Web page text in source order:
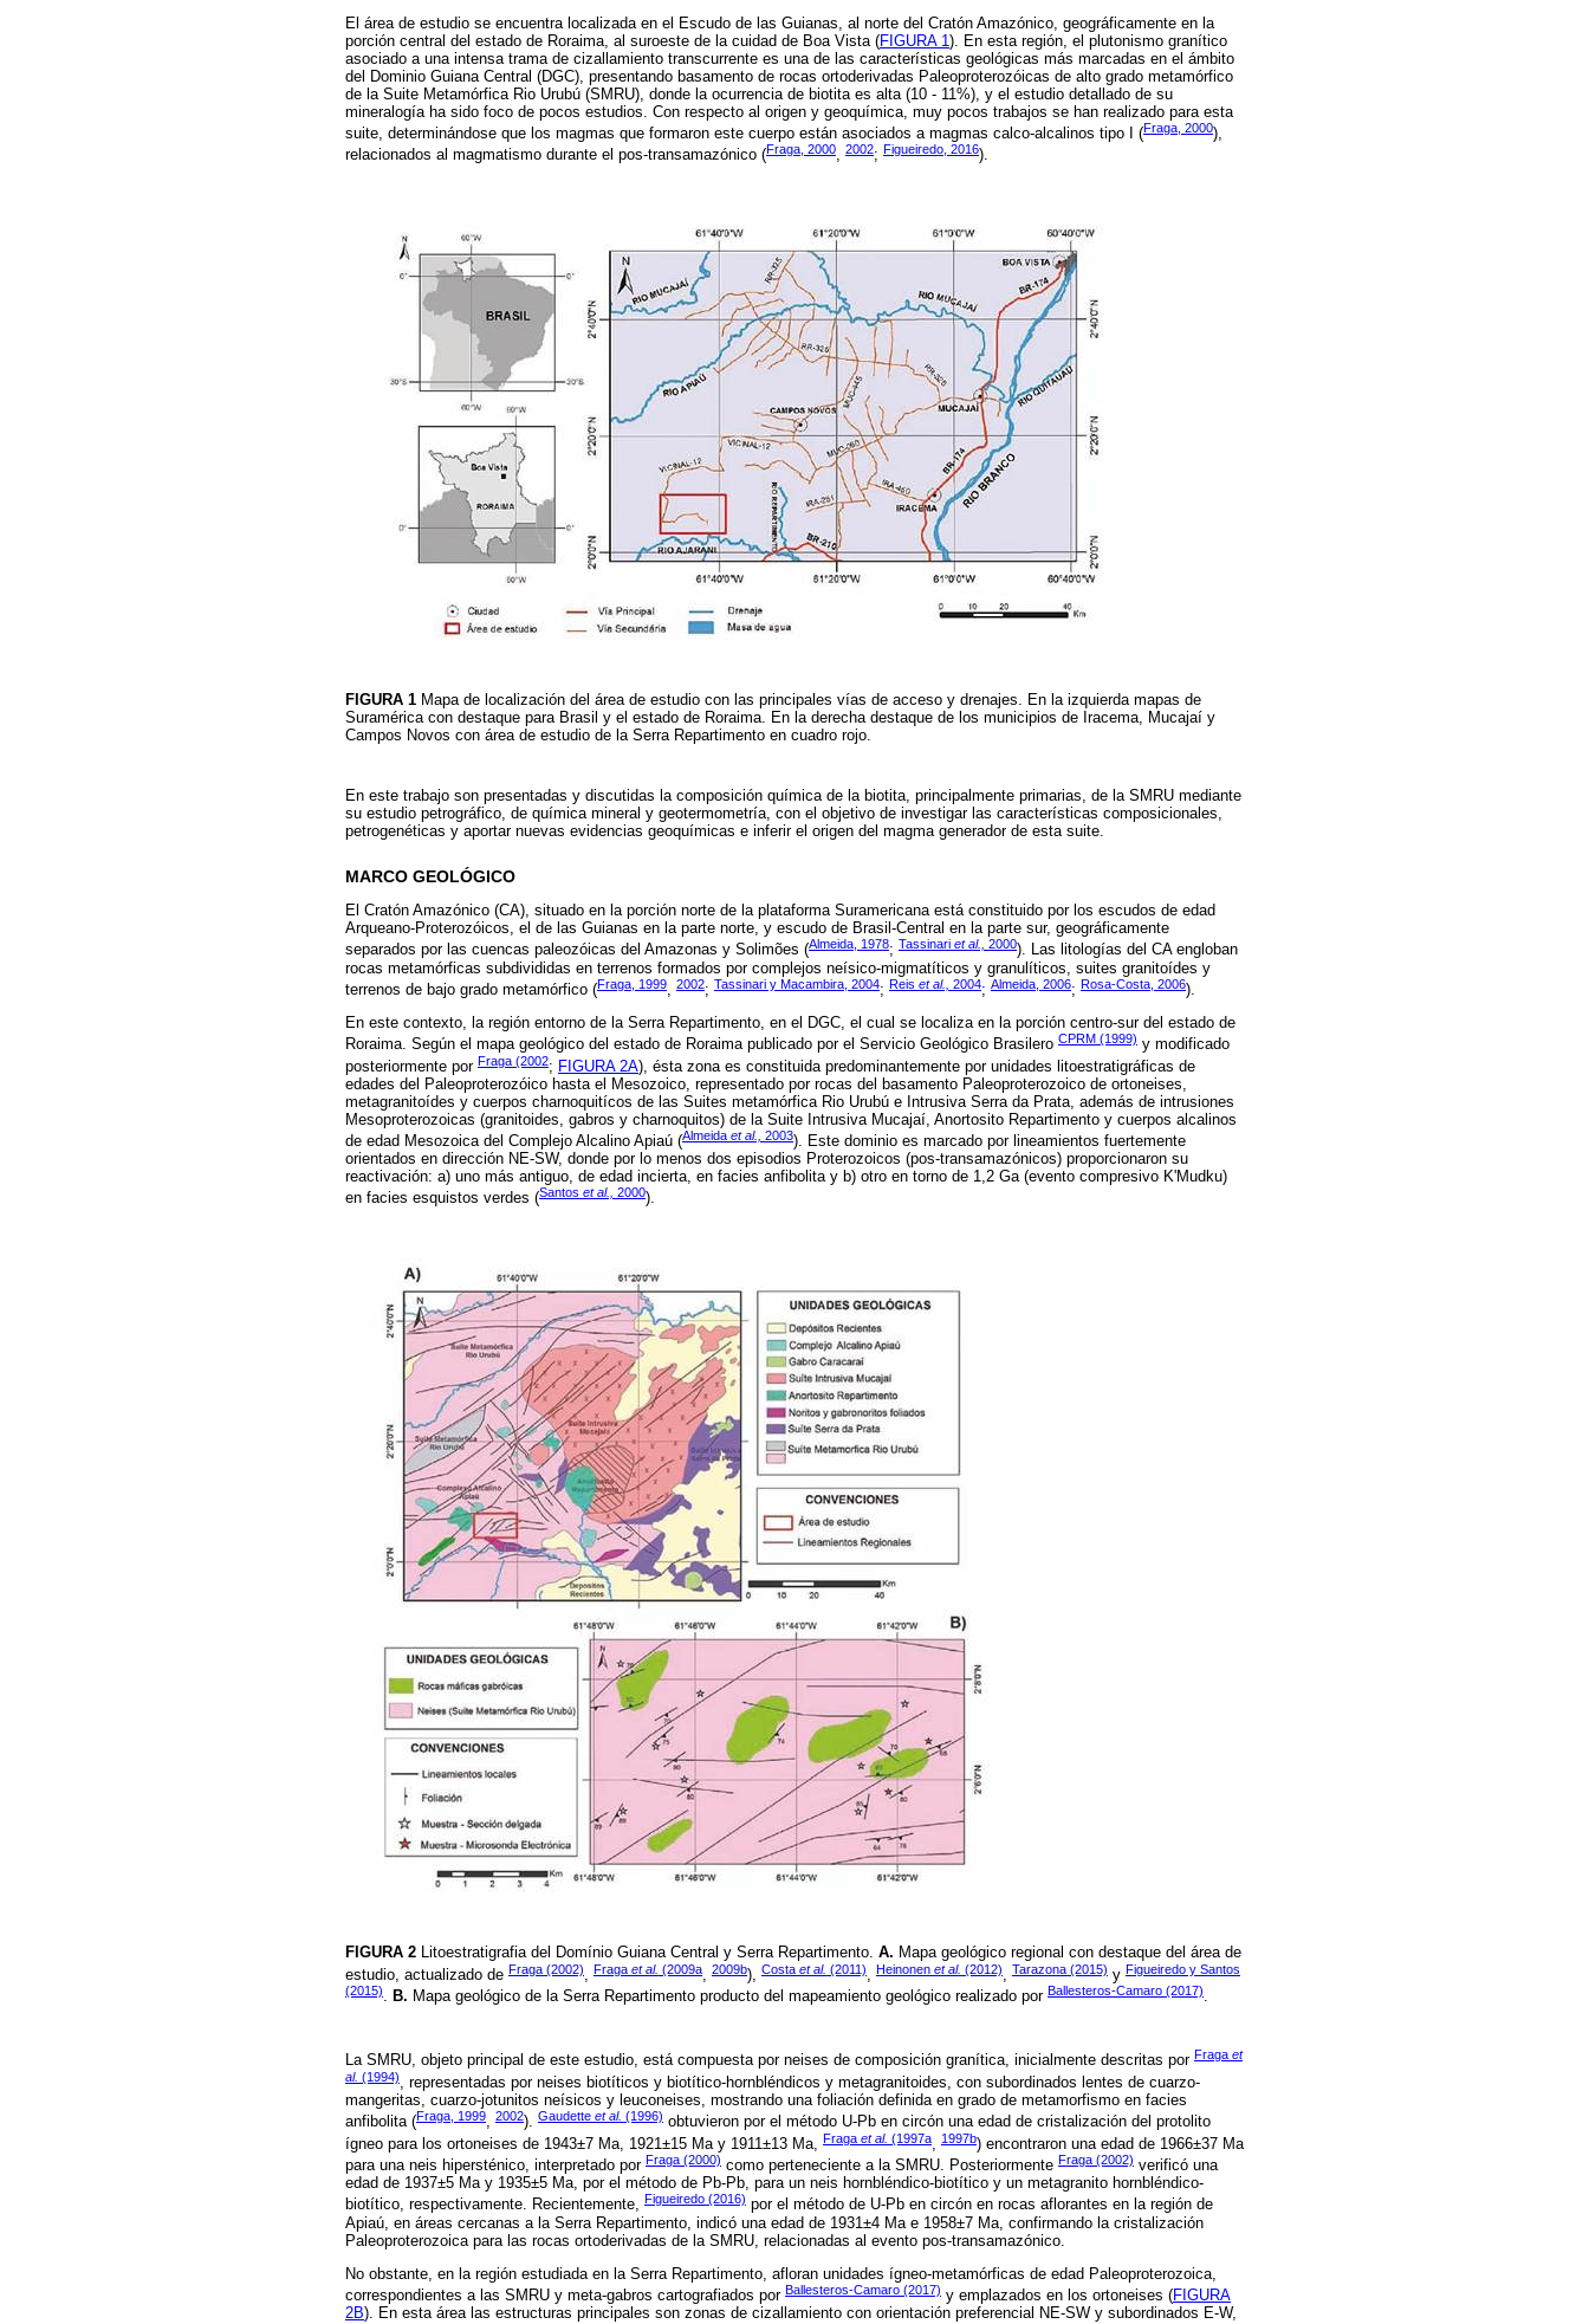
El área de estudio se encuentra localizada en el Escudo de las Guianas, al norte del Cratón Amazónico, geográficamente en la
porción central del estado de Roraima, al suroeste de la cuidad de Boa Vista (FIGURA 1). En esta región, el plutonismo granítico
asociado a una intensa trama de cizallamiento transcurrente es una de las características geológicas más marcadas en el ámbito
del Dominio Guiana Central (DGC), presentando basamento de rocas ortoderivadas Paleoproterozóicas de alto grado metamórfico
de la Suite Metamórfica Rio Urubú (SMRU), donde la ocurrencia de biotita es alta (10 - 11%), y el estudio detallado de su
mineralogía ha sido foco de pocos estudios. Con respecto al origen y geoquímica, muy pocos trabajos se han realizado para esta
suite, determinándose que los magmas que formaron este cuerpo están asociados a magmas calco-alcalinos tipo I (Fraga, 2000),
relacionados al magmatismo durante el pos-transamazónico (Fraga, 2000, 2002; Figueiredo, 2016).
FIGURA 1 Mapa de localización del área de estudio con las principales vías de acceso y drenajes. En la izquierda mapas de
Suramérica con destaque para Brasil y el estado de Roraima. En la derecha destaque de los municipios de Iracema, Mucajaí y
Campos Novos con área de estudio de la Serra Repartimento en cuadro rojo.
En este trabajo son presentadas y discutidas la composición química de la biotita, principalmente primarias, de la SMRU mediante
su estudio petrográfico, de química mineral y geotermometría, con el objetivo de investigar las características composicionales,
petrogenéticas y aportar nuevas evidencias geoquímicas e inferir el origen del magma generador de esta suite.
MARCO GEOLÓGICO
El Cratón Amazónico (CA), situado en la porción norte de la plataforma Suramericana está constituido por los escudos de edad
Arqueano-Proterozóicos, el de las Guianas en la parte norte, y escudo de Brasil-Central en la parte sur, geográficamente
separados por las cuencas paleozóicas del Amazonas y Solimões (Almeida, 1978; Tassinari et al., 2000). Las litologías del CA engloban
rocas metamórficas subdivididas en terrenos formados por complejos neísico-migmatíticos y granulíticos, suites granitoídes y
terrenos de bajo grado metamórfico (Fraga, 1999, 2002; Tassinari y Macambira, 2004; Reis et al., 2004; Almeida, 2006; Rosa-Costa, 2006).
En este contexto, la región entorno de la Serra Repartimento, en el DGC, el cual se localiza en la porción centro-sur del estado de
Roraima. Según el mapa geológico del estado de Roraima publicado por el Servicio Geológico Brasilero CPRM (1999) y modificado
posteriormente por Fraga (2002; FIGURA 2A), ésta zona es constituida predominantemente por unidades litoestratigráficas de
edades del Paleoproterozóico hasta el Mesozoico, representado por rocas del basamento Paleoproterozoico de ortoneises,
metagranitoídes y cuerpos charnoquitícos de las Suites metamórfica Rio Urubú e Intrusiva Serra da Prata, además de intrusiones
Mesoproterozoicas (granitoides, gabros y charnoquitos) de la Suite Intrusiva Mucajaí, Anortosito Repartimento y cuerpos alcalinos
de edad Mesozoica del Complejo Alcalino Apiaú (Almeida et al., 2003). Este dominio es marcado por lineamientos fuertemente
orientados en dirección NE-SW, donde por lo menos dos episodios Proterozoicos (pos-transamazónicos) proporcionaron su
reactivación: a) uno más antiguo, de edad incierta, en facies anfibolita y b) otro en torno de 1,2 Ga (evento compresivo K'Mudku)
en facies esquistos verdes (Santos et al., 2000).
FIGURA 2 Litoestratigrafia del Domínio Guiana Central y Serra Repartimento. A. Mapa geológico regional con destaque del área de
estudio, actualizado de Fraga (2002) Fraga et al. (2009a 2009b), Costa et al. (2011) Heinonen et al. (2012) Tarazona (2015) y Figueiredo y Santos
(2015)
B. Mapa geológico de la Serra Repartimento producto del mapeamiento geológico realizado por Ballesteros-Camaro (2017)
La SMRU, objeto principal de este estudio, está compuesta por neises de composición granítica, inicialmente descritas por Fraga et
al. (1994), representadas por neises biotíticos y biotítico-hornbléndicos y metagranitoides, con subordinados lentes de cuarzo-
mangeritas, cuarzo-jotunitos neísicos y leuconeises, mostrando una foliación definida en grado de metamorfismo en facies
anfibolita (Fraga, 1999, 2002). Gaudette et al. (1996) obtuvieron por el método U-Pb en circón una edad de cristalización del protolito
ígneo para los ortoneises de 1943±7 Ma, 1921±15 Ma y 1911±13 Ma,
Fraga et al. (1997a 1997b) encontraron una edad de 1966±37 Ma
para una neis hipersténico, interpretado por Fraga (2000) como perteneciente a la SMRU. Posteriormente Fraga (2002) verificó una
edad de 1937±5 Ma y 1935±5 Ma, por el método de Pb-Pb, para un neis hornbléndico-biotítico y un metagranito hornbléndico-
biotítico, respectivamente. Recientemente, Figueiredo (2016) por el método de U-Pb en circón en rocas aflorantes en la región de
Apiaú, en áreas cercanas a la Serra Repartimento, indicó una edad de 1931±4 Ma e 1958±7 Ma, confirmando la cristalización
Paleoproterozoica para las rocas ortoderivadas de la SMRU, relacionadas al evento pos-transamazónico.
No obstante, en la región estudiada en la Serra Repartimento, afloran unidades ígneo-metamórficas de edad Paleoproterozoica,
correspondientes a las SMRU y meta-gabros cartografiados por Ballesteros-Camaro (2017) y emplazados en los ortoneises (FIGURA
2B). En esta área las estructuras principales son zonas de cizallamiento con orientación preferencial NE-SW y subordinados E-W,